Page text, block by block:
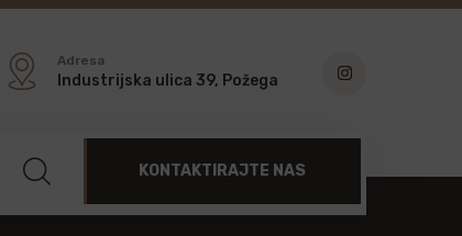
Adresa
Industrijska ulica 39, Požega
KONTAKTIRAJTE NAS